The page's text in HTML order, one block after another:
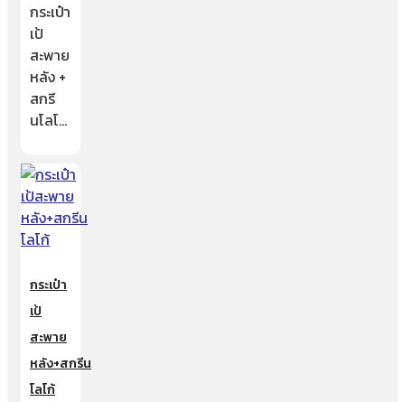
กระเป๋า
เป้
สะพาย
หลัง +
สกรี
นโลโ…
กระเป๋า
เป้
สะพาย
หลัง+สกรีน
โลโก้